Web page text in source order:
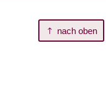
nach oben